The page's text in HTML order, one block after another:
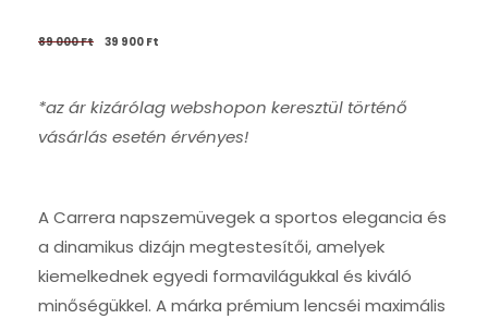
89 000 Ft 39 900 Ft
*az ár kizárólag webshopon keresztül történő
vásárlás esetén érvényes!
A Carrera napszemüvegek a sportos elegancia és
a dinamikus dizájn megtestesítői, amelyek
kiemelkednek egyedi formavilágukkal és kiváló
minőségükkel. A márka prémium lencséi maximális